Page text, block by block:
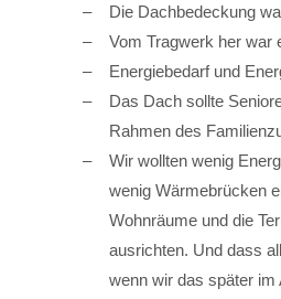
Die Dachbedeckung
Vom Tragwerk her war
Energiebedarf und
Das Dach sollte
Rahmen des
Wir wollten wenig
wenig Wärmebrücken
Wohnräume und die
ausrichten. Und dass
wenn wir das später im